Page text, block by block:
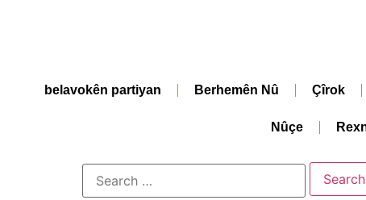
belavokên partiyan Berhemên Nû Çîrok
Nûçe